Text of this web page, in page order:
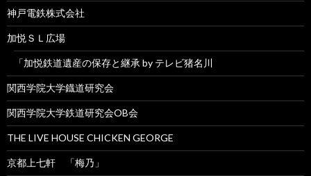
神戸電鉄株式会社
加悦ＳＬ広場
「加悦鉄道遺産の保存と継承 by テレビ猪名川
関西学院大学鐡道研究会
関西学院大学鉄道研究会OB会
THE LIVE HOUSE CHICKEN GEORGE
京都上七軒 「梅乃」